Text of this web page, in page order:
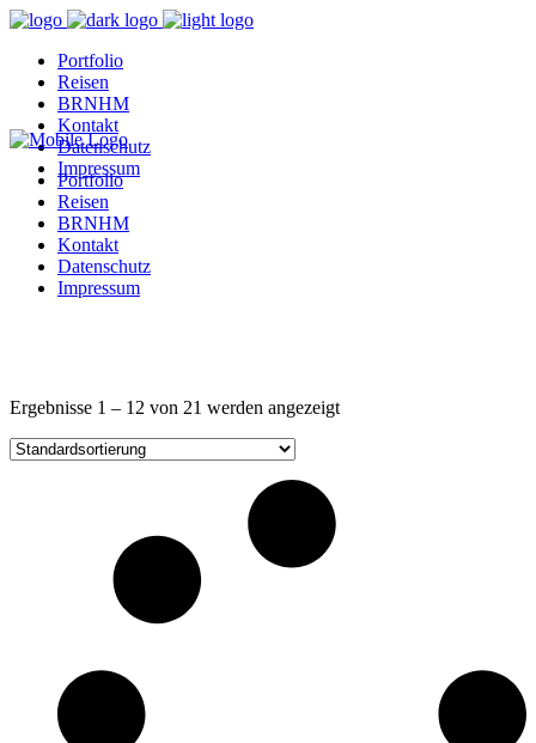
Portfolio
Reisen
BRNHM
Kontakt
Datenschutz
Impressum
Portfolio
Reisen
BRNHM
Kontakt
Datenschutz
Impressum
Ergebnisse 1 – 12 von 21 werden angezeigt